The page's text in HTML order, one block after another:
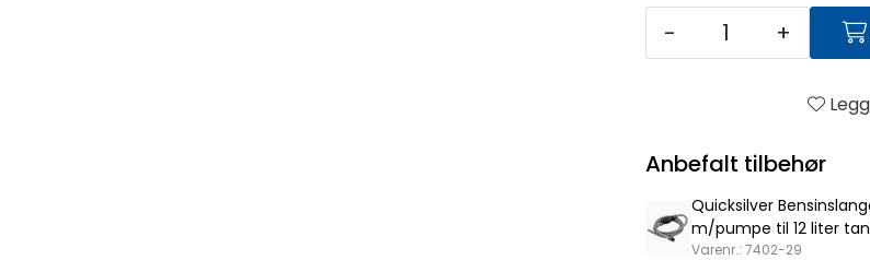
- +
Anbefalt tilbehør
Quicksilver
m/pumpe til 12 liter
Varenr.: 7402-29